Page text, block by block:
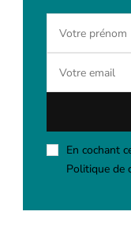
En cochant
Politique de